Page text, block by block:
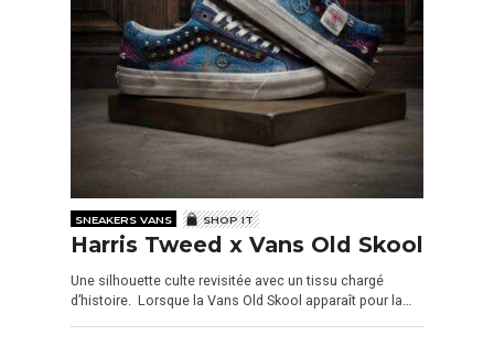
SNEAKERS VANS SHOP IT
Harris Tweed x Vans Old Skool
Une silhouette culte revisitée avec un tissu chargé
d’histoire. Lorsque la Vans Old Skool apparaît pour la…